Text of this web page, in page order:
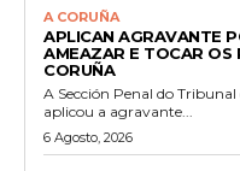
A CORUÑA
APLICAN AGRAVANTE
AMEAZAR E TOCAR OS
CORUÑA
A Sección Penal do
aplicou a agravante...
6 Agosto, 2026